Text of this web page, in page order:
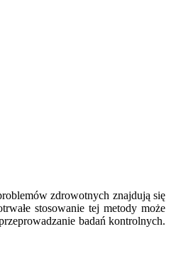
zdrowotnych znajdują się
stosowanie tej metody może
badań kontrolnych.